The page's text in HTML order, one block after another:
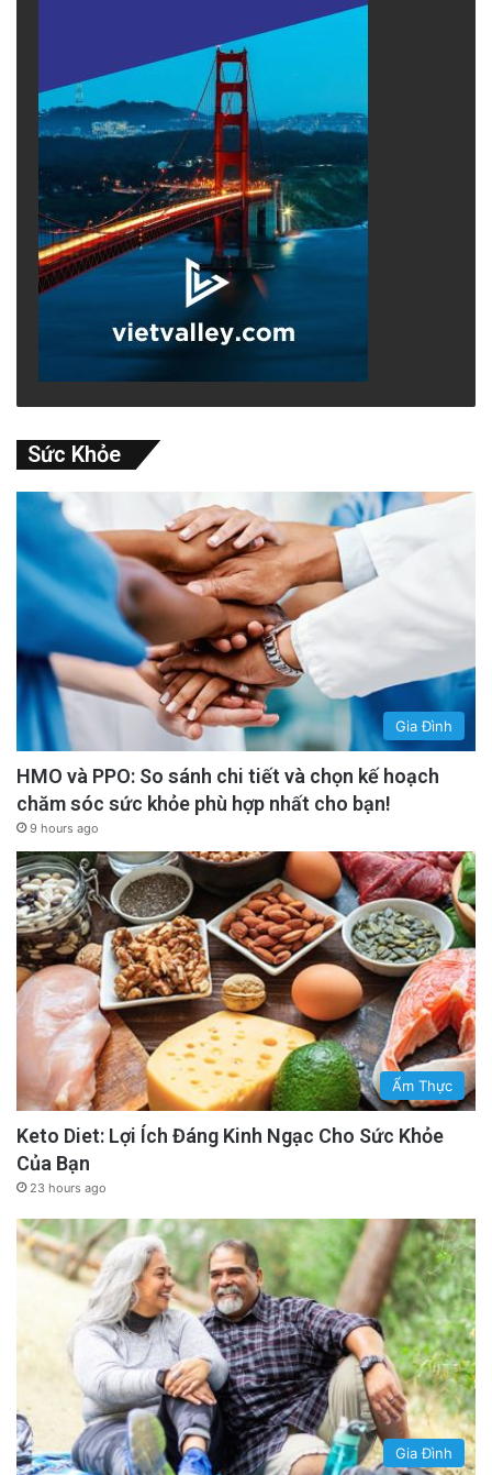
Sức Khỏe
Gia Đình
HMO và PPO: So sánh chi tiết và chọn kế hoạch
chăm sóc sức khỏe phù hợp nhất cho bạn!
9 hours ago
Ẩm Thực
Keto Diet: Lợi Ích Đáng Kinh Ngạc Cho Sức Khỏe
Của Bạn
23 hours ago
Gia Đình